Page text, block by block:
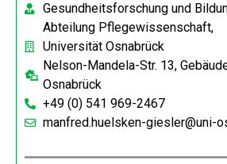
Gesundheitsforschung und
Abteilung Pflegewissenschaft,
Universität Osnabrück
Nelson-Mandela-Str. 13,
Osnabrück
+49 (0) 541 969-2467
manfred.huelsken-giesler@uni-